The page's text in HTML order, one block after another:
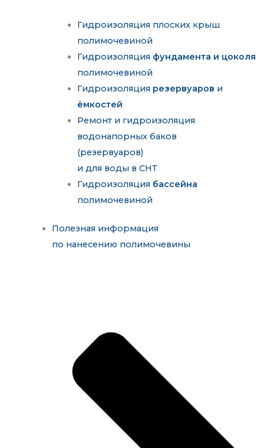
Гидроизоляция плоских крыш
полимочевиной
Гидроизоляция фундамента и цоколя
полимочевиной
Гидроизоляция резервуаров и
ёмкостей
Ремонт и гидроизоляция
водонапорных баков
(резервуаров)
и для воды в СНТ
Гидроизоляция бассейна
полимочевиной
Полезная информация
по нанесению полимочевины